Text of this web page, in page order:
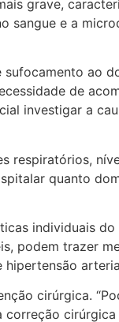
grave,
sangue e a
ao
de
investigar a
respiratórios,
quanto
individuais do
podem trazer
cirúrgica.
correção